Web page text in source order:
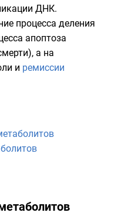
ДНК.
процесса деления
апоптоза
а на
и ремиссии